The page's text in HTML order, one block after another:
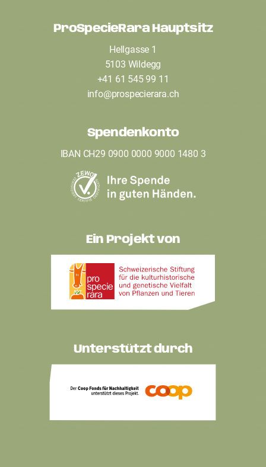
ProSpecieRara Hauptsitz
Hellgasse 1
5103 Wildegg
+41 61 545 99 11
info@prospecierara.ch
Spendenkonto
IBAN CH29 0900 0000 9000 1480 3
Ein Projekt von
Unterstützt durch